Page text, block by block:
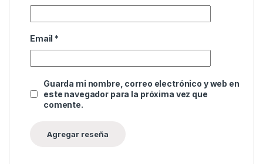
Email *
Guarda mi nombre, correo electrónico y web en
este navegador para la próxima vez que
comente.